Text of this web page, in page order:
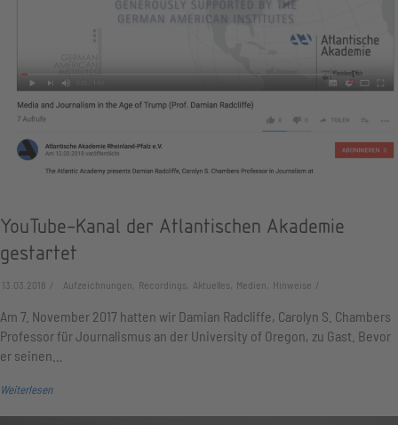
YouTube-Kanal der Atlantischen Akademie
gestartet
13.03.2018 Aufzeichnungen, Recordings, Aktuelles, Medien, Hinweise
Am 7. November 2017 hatten wir Damian Radcliffe, Carolyn S. Chambers
Professor für Journalismus an der University of Oregon, zu Gast. Bevor
er seinen…
Weiterlesen